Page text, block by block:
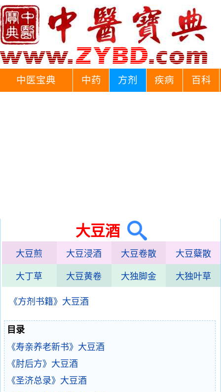
中医宝典 中药 方剂 疾病 百科
大豆酒
大豆煎 大豆浸酒 大豆卷散 大豆糵散
大丁草 大豆黄卷 大独脚金 大独叶草
《方剂书籍》大豆酒
目录
《寿亲养老新书》大豆酒
《肘后方》大豆酒
《圣济总录》大豆酒